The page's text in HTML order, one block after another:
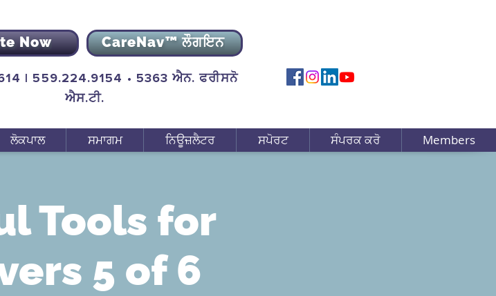
Now CareNav™ ਲੌਗਇਨ
| 559.224.9154 • 5363 ਐਨ. ਫਰੀਸਨੋ
ਐਸ.ਟੀ.
ਲੋਕਪਾਲ ਸਮਾਗਮ ਨਿਊਜ਼ਲੈਟਰ ਸਪੋਰਟ ਸੰਪਰਕ ਕਰੋ Members
Tools for
5 of 6